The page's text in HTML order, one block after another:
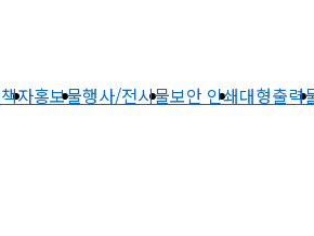
책자홍보물행사/전시물보안 인쇄대형출력